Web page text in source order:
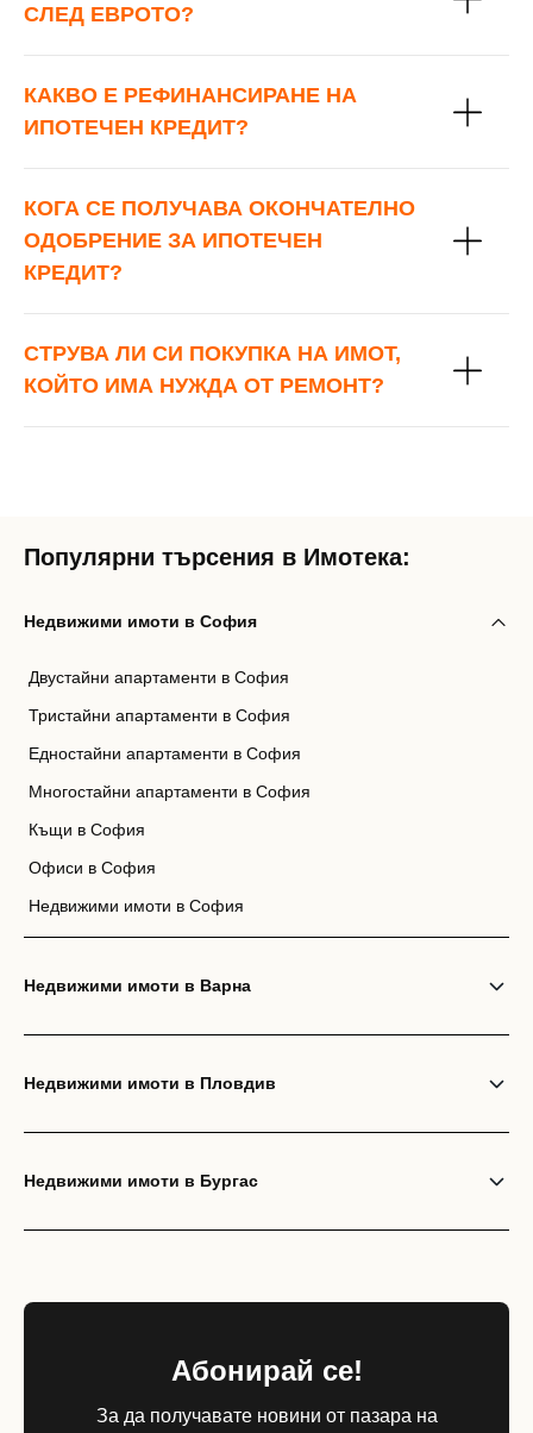
СЛЕД ЕВРОТО?
КАКВО Е РЕФИНАНСИРАНЕ НА
ИПОТЕЧЕН КРЕДИТ?
КОГА СЕ ПОЛУЧАВА ОКОНЧАТЕЛНО
ОДОБРЕНИЕ ЗА ИПОТЕЧЕН
КРЕДИТ?
СТРУВА ЛИ СИ ПОКУПКА НА ИМОТ,
КОЙТО ИМА НУЖДА ОТ РЕМОНТ?
Популярни търсения в Имотека:
Недвижими имоти в София
Двустайни апартаменти в София
Тристайни апартаменти в София
Едностайни апартаменти в София
Многостайни апартаменти в София
Къщи в София
Офиси в София
Недвижими имоти в София
Недвижими имоти в Варна
Недвижими имоти в Пловдив
Недвижими имоти в Бургас
Абонирай се!
За да получавате новини от пазара на